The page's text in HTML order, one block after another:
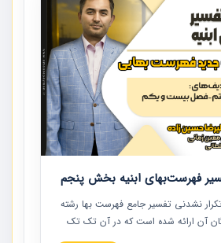
صنعت ساخت در حال فعالیت هستند حتما
این دوره استفاده نمایند.
فهرست‌بهای ابنیه بخش پنجم
تکرار نشدنی تفسیر جامع فهرست بها رشته
آن ارائه شده است که در آن تک تک
بها تفسیر و ارائه شده است. این